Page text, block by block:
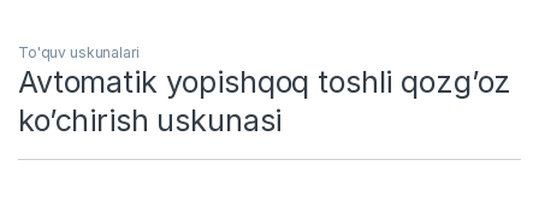
To'quv uskunalari
Avtomatik yopishqoq toshli qozg’oz
ko’chirish uskunasi